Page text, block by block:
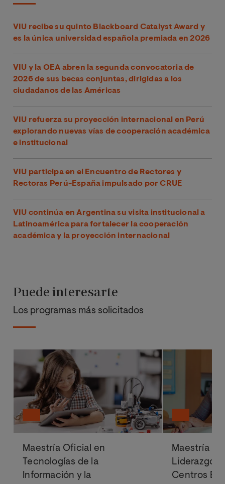
VIU recibe su quinto Blackboard Catalyst Award y
es la única universidad española premiada en 2026
VIU y la OEA abren la segunda convocatoria de
2026 de sus becas conjuntas, dirigidas a los
ciudadanos de las Américas
VIU refuerza su proyección internacional en Perú
explorando nuevas vías de cooperación académica
e institucional
VIU participa en el Encuentro de Rectores y
Rectoras Perú-España impulsado por CRUE
VIU continúa en Argentina su visita institucional a
Latinoamérica para fortalecer la cooperación
académica y la proyección internacional
Puede interesarte
Los programas más solicitados
Maestría Oficial en
Tecnologías de la
Información y la
Maestría
Liderazgo
Centros